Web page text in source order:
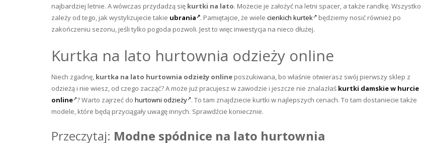
najbardziej letnie. A wówczas przydadzą się kurtki na lato. Możecie je założyć na letni spacer, a także randkę. Wszystko
zależy od tego, jak wystylizujecie takie ubrania . Pamiętajcie, że wiele cienkich kurtek
będziemy nosić również po
zakończeniu sezonu, jeśli tylko pogoda pozwoli. Jest to więc inwestycja na nieco dłużej.
Kurtka na lato hurtownia odzieży online
Niech zgadnę, kurtka na lato hurtownia odzieży online poszukiwana, bo właśnie otwierasz swój pierwszy sklep z
odzieżą i nie wiesz, od czego zacząć? A może już pracujesz w zawodzie i jeszcze nie znalazłaś kurtki damskie w hurcie
online ? Warto zajrzeć do hurtowni odzieży . To tam znajdziecie kurtki w najlepszych cenach. To tam dostaniecie także
modele, które będą przyciągały uwagę innych. Sprawdźcie koniecznie.
Przeczytaj: Modne spódnice na lato hurtownia